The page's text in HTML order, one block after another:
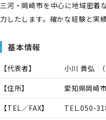
三河・岡崎市を中心に地域密着
力したします。確かな経験と実
基本情報
【代表者】 小川 貴弘 （
【住所】 愛知県岡崎
【TEL／FAX】 TEL.050-